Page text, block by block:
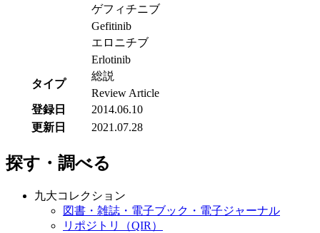
ゲフィチニブ
Gefitinib
エロニチブ
Erlotinib
タイプ
総説
Review Article
登録日
2014.06.10
更新日
2021.07.28
探す・調べる
九大コレクション
図書・雑誌・電子ブック・電子ジャーナル
リポジトリ（QIR）